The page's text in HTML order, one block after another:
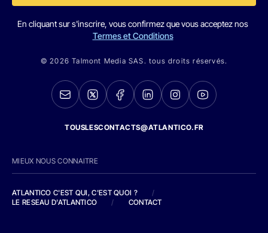
En cliquant sur s'inscrire, vous confirmez que vous acceptez nos
Termes et Conditions
© 2026 Talmont Media SAS. tous droits réservés.
TOUSLESCONTACTS@ATLANTICO.FR
MIEUX NOUS CONNAITRE
ATLANTICO C'EST QUI, C'EST QUOI ?
/
LE RESEAU D'ATLANTICO
/ CONTACT